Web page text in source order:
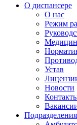
О диспансере
О нас
Режим
Устав
Новости
Подразделения